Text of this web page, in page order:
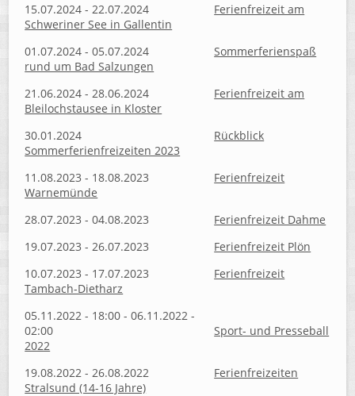
15.07.2024 - 22.07.2024
Ferienfreizeit am
Schweriner See in Gallentin
01.07.2024 - 05.07.2024
Sommerferienspaß
rund um Bad Salzungen
21.06.2024 - 28.06.2024
Ferienfreizeit am
Bleilochstausee in Kloster
30.01.2024
Rückblick
Sommerferienfreizeiten 2023
11.08.2023 - 18.08.2023
Ferienfreizeit
Warnemünde
28.07.2023 - 04.08.2023
Ferienfreizeit Dahme
19.07.2023 - 26.07.2023
Ferienfreizeit Plön
10.07.2023 - 17.07.2023
Ferienfreizeit
Tambach-Dietharz
05.11.2022 - 18:00 - 06.11.2022 -
02:00
Sport- und Presseball
2022
19.08.2022 - 26.08.2022
Ferienfreizeiten
Stralsund (14-16 Jahre)